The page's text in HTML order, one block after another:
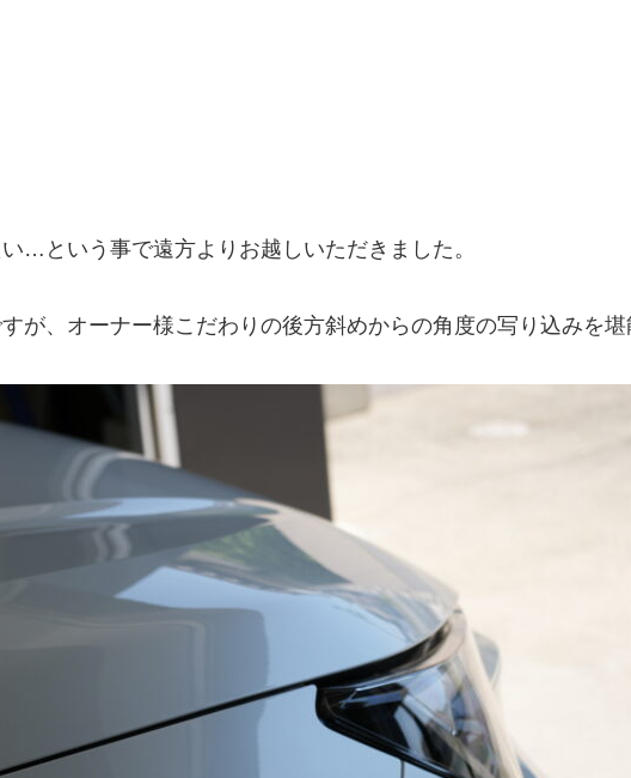
…という事で遠方よりお越しいただきました。
が、オーナー様こだわりの後方斜めからの角度の写り込みを堪